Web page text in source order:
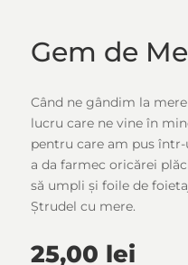
Gem de
Când ne gândim la
lucru care ne vine în
pentru care am pus
a da farmec oricărei
să umpli și foile de
Ștrudel cu mere.
25,00 lei